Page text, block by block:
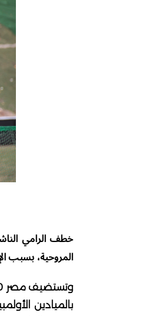
المروحية، بسبب